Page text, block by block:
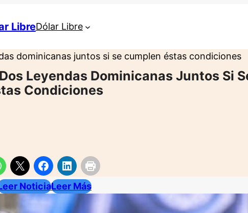
LibreDólar Libre
dominicanas juntos si se cumplen éstas condiciones
Leyendas Dominicanas Juntos Si
Condiciones
NoticiaLeer Más